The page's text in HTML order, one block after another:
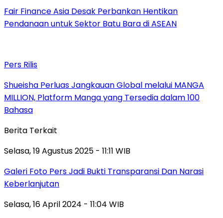
Fair Finance Asia Desak Perbankan Hentikan
Pendanaan untuk Sektor Batu Bara di ASEAN
Pers Rilis
Shueisha Perluas Jangkauan Global melalui MANGA
MILLION, Platform Manga yang Tersedia dalam 100
Bahasa
Berita Terkait
Selasa, 19 Agustus 2025 - 11:11 WIB
Galeri Foto Pers Jadi Bukti Transparansi Dan Narasi
Keberlanjutan
Selasa, 16 April 2024 - 11:04 WIB